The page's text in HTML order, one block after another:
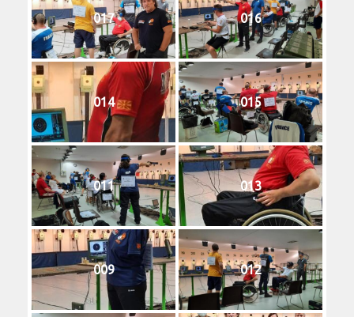
017 016
014 015
011 013
009 012